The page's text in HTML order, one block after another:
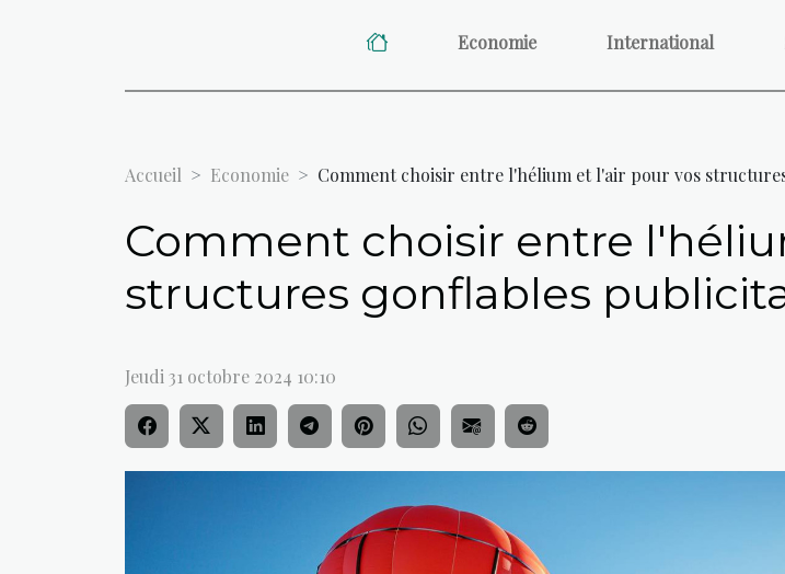
Economie International
Accueil Economie Comment choisir entre l'hélium et l'air pour vos
Comment choisir entre
structures gonflables
Jeudi 31 octobre 2024 10:10